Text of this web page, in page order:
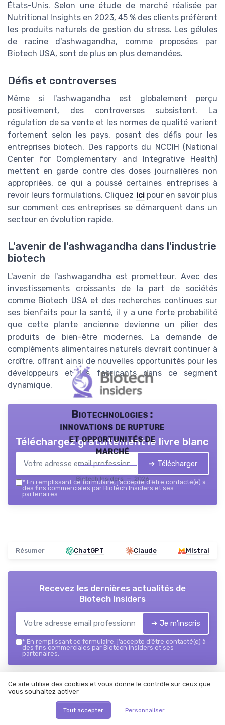
États-Unis. Selon une étude de marché réalisée par
Nutritional Insights en 2023, 45 % des clients préfèrent
les produits naturels de gestion du stress. Les gélules
de racine d'ashwagandha, comme proposées par
Biotech USA, sont de plus en plus demandées.
Défis et controverses
Même si l'ashwagandha est globalement perçu
positivement, des controverses subsistent. La
régulation de sa vente et les normes de qualité varient
fortement selon les pays, posant des défis pour les
entreprises biotech. Des rapports du NCCIH (National
Center for Complementary and Integrative Health)
mettent en garde contre des doses journalières non
appropriées, ce qui a poussé certaines entreprises à
revoir leurs formulations. Cliquez icipour en savoir plus
sur comment ces entreprises se démarquent dans un
secteur en évolution rapide.
L'avenir de l'ashwagandha dans l'industrie
biotech
L'avenir de l'ashwagandha est prometteur. Avec des
investissements croissants de la part de sociétés
comme Biotech USA et des recherches continues sur
ses bienfaits pour la santé, il y a une forte probabilité
que cette plante ancienne devienne un pilier des
produits de bien-être modernes. La demande de
compléments alimentaires naturels devrait continuer à
croître, offrant ainsi de nouvelles opportunités pour les
développeurs et les fabricants dans ce segment
dynamique.
Biotechnologies :
innovations de rupture
et opportunités de
marché
Biotech Insiders — 2026
Téléchargez gratuitement le livre blanc
➔ Télécharger
* En remplissant ce formulaire, j’accepte d’être contacté(e) à
des fins commerciales par Biotech Insiders et ses
partenaires.
Résumer ChatGPT Claude Mistral
Recevez les dernières actualités de
Biotech Insiders
➔ Je m'inscris
* En remplissant ce formulaire, j’accepte d’être contacté(e) à
des fins commerciales par Biotech Insiders et ses
partenaires.
Biotech Insiders
Ajoutez-nous à vos sources préférées sur Google
Parole d'experts
Ce site utilise des cookies et vous donne le contrôle sur ceux que
vous souhaitez activer
Tout accepter Personnaliser